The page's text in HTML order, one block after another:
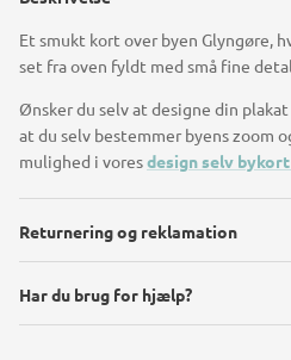
Et smukt kort over byen Glyngøre,
set fra oven fyldt med små fine
Ønsker du selv at designe din
at du selv bestemmer byens zoom
mulighed i voresdesign selv
Returnering og reklamation
Har du brug for hjælp?